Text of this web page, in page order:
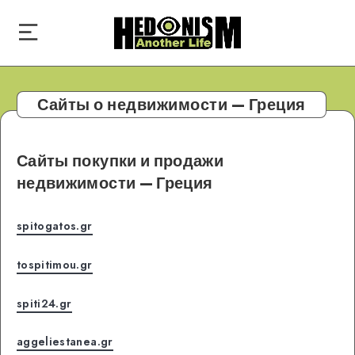
Сайты о недвижимости — Греция
Сайты покупки и продажи
недвижимости — Греция
spitogatos.gr
tospitimou.gr
spiti24.gr
aggeliestanea.gr